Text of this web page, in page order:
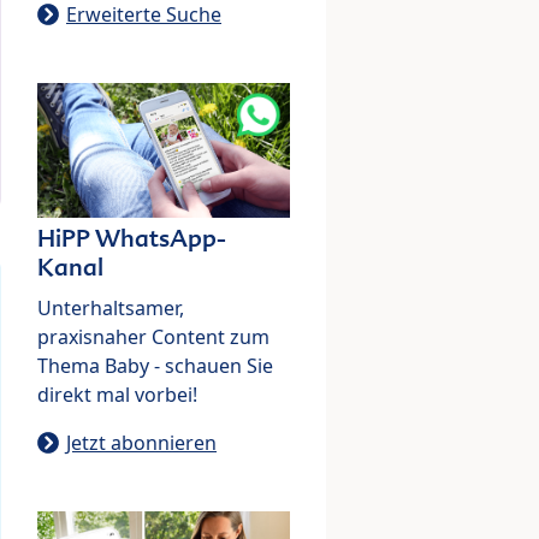
Erweiterte Suche
HiPP WhatsApp-
Kanal
Unterhaltsamer,
praxisnaher Content zum
Thema Baby - schauen Sie
direkt mal vorbei!
Jetzt abonnieren